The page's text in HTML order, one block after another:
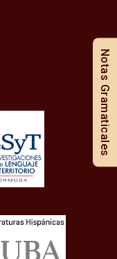
Notas Gramaticales